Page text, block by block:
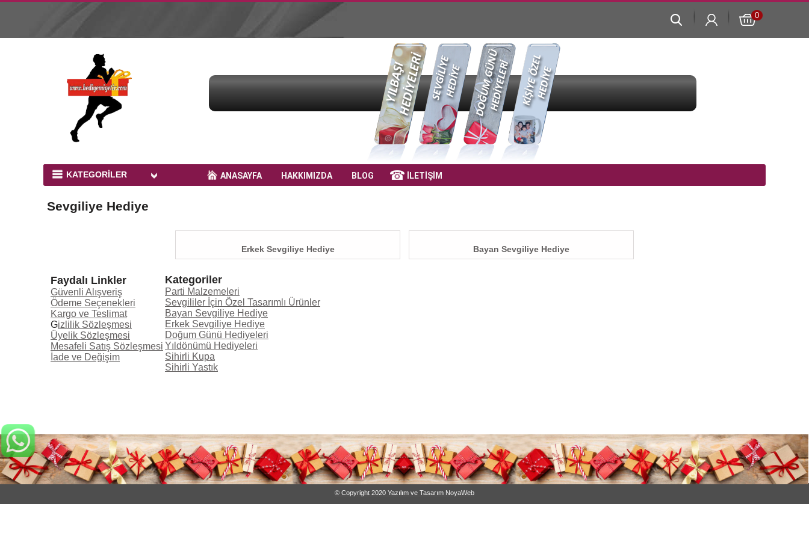
KATEGORİLER
Sihirli Aynalar
Led Modelleri
Çerçeveler
BaskılıTekstil Ürünleri
Hediye Kutuları
Tablo Baskı
İndirimli Ürünler
ANASAYFA HAKKIMIZDA BLOG İLETİŞİM
Sevgiliye Hediye
Erkek Sevgiliye Hediye Bayan Sevgiliye Hediye
Faydalı Linkler
Güvenli Alışveriş
Ödeme Seçenekleri
Kargo ve Teslimat
Gizlilik Sözleşmesi
Üyelik Sözleşmesi
Mesafeli Satış Sözleşmesi
İade ve Değişim
Kategoriler
Parti Malzemeleri
Sevgililer İçin Özel Tasarımlı Ürünler
Bayan Sevgiliye Hediye
Erkek Sevgiliye Hediye
Doğum Günü Hediyeleri
Yıldönümü Hediyeleri
Sihirli Kupa
Sihirli Yastık
© Copyright 2020 Yazılım ve Tasarım NoyaWeb